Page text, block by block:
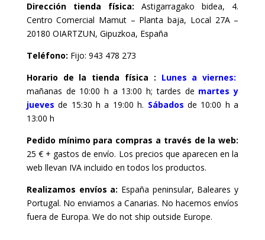
Dirección tienda física: Astigarragako bidea, 4.
Centro Comercial Mamut – Planta baja, Local 27A –
20180 OIARTZUN, Gipuzkoa, España
Teléfono: Fijo: 943 478 273
Horario de la tienda física : Lunes a viernes:
mañanas de 10:00 h a 13:00 h; tardes de martes y
jueves de 15:30 h a 19:00 h. Sábados de 10:00 h a
13:00 h
Pedido mínimo para compras a través de la web:
25 € + gastos de envío. Los precios que aparecen en la
web llevan IVA incluido en todos los productos.
Realizamos envíos a: España peninsular, Baleares y
Portugal. No enviamos a Canarias. No hacemos envíos
fuera de Europa. We do not ship outside Europe.